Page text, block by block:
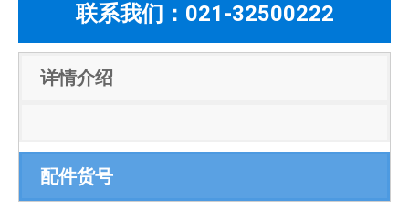
联系我们：021-32500222
详情介绍
配件货号